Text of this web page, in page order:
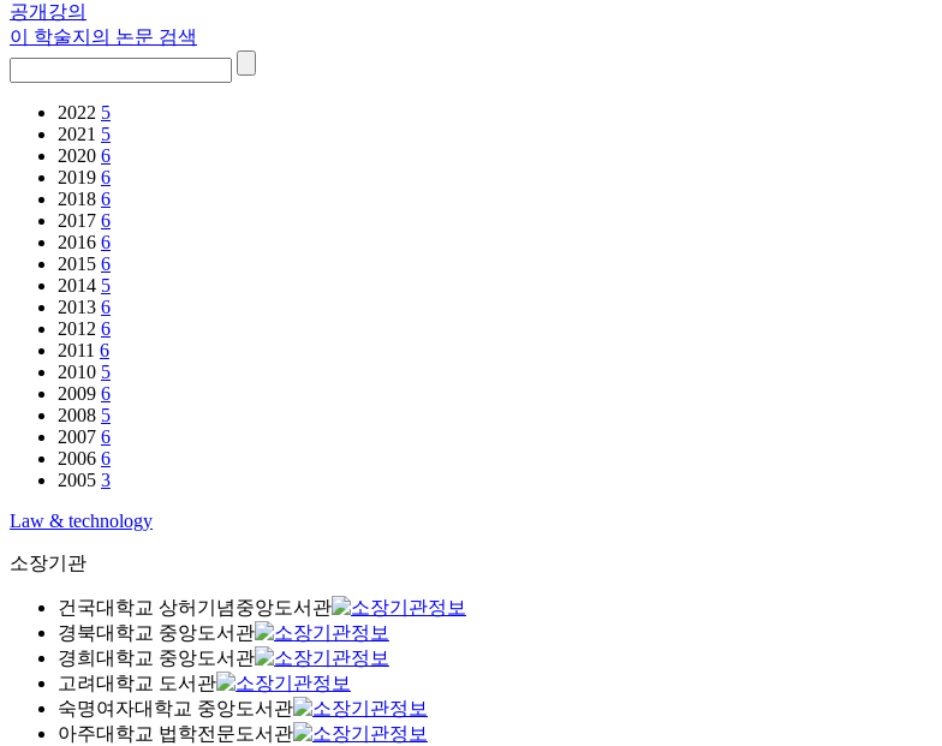
공개강의
이 학술지의 논문 검색
2022 5
2021 5
2020 6
2019 6
2018 6
2017 6
2016 6
2015 6
2014 5
2013 6
2012 6
2011 6
2010 5
2009 6
2008 5
2007 6
2006 6
2005 3
Law & technology
소장기관
건국대학교 상허기념중앙도서관
경북대학교 중앙도서관
경희대학교 중앙도서관
고려대학교 도서관
숙명여자대학교 중앙도서관
아주대학교 법학전문도서관